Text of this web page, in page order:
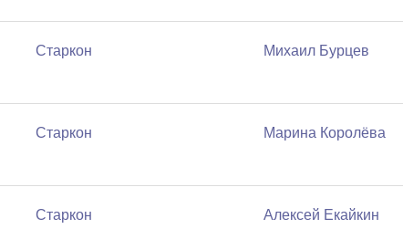
Старкон Михаил Бурцев
Старкон Марина Королёва
Старкон Алексей Екайкин